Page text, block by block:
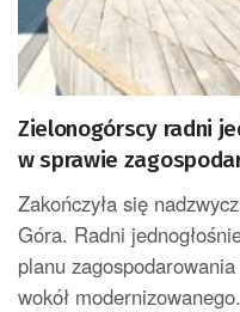
Zielonogórscy radni
w sprawie
amfiteatrze
Zakończyła się
Góra. Radni
planu
wokół